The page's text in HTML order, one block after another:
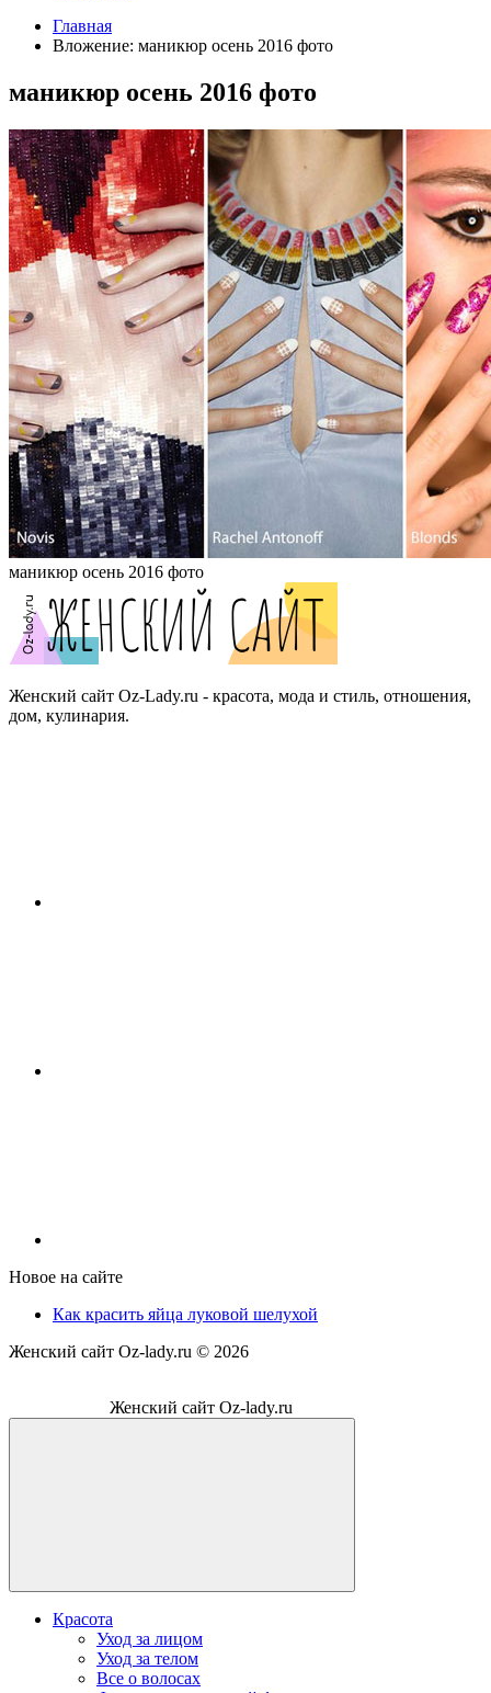
Главная
Вложение: маникюр осень 2016 фото
маникюр осень 2016 фото
маникюр осень 2016 фото
Женский сайт Oz-Lady.ru - красота, мода и стиль, отношения,
дом, кулинария.
Новое на сайте
Как красить яйца луковой шелухой
Женский сайт Oz-lady.ru © 2026
Женский сайт Oz-lady.ru
Красота
Уход за лицом
Уход за телом
Все о волосах